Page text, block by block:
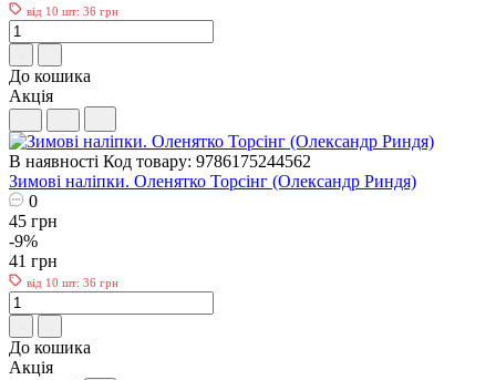
від 10 шт: 36 грн
До кошика
Акція
В наявності Код товару: 9786175244562
Зимові наліпки. Оленятко Торсiнг (Олександр Риндя)
0
45 грн
-9%
41 грн
від 10 шт: 36 грн
До кошика
Акція